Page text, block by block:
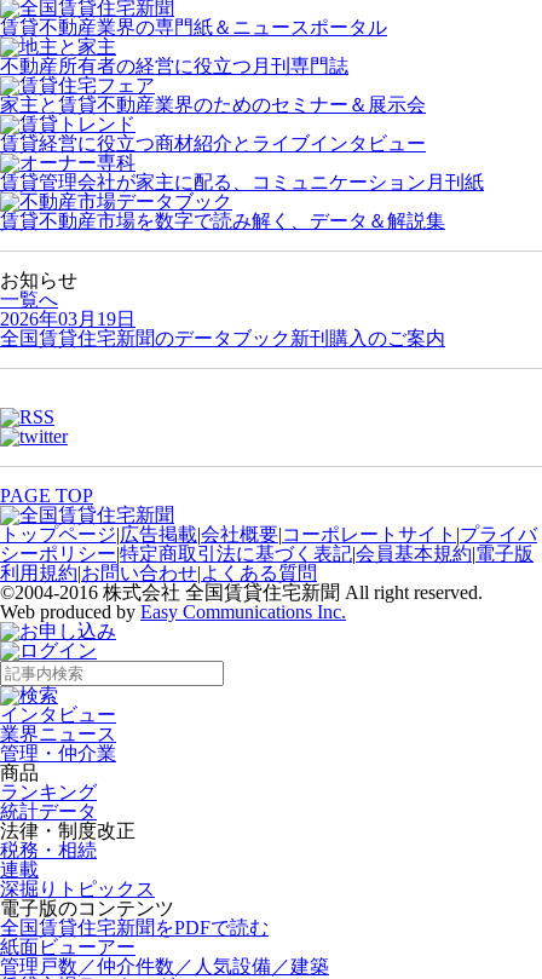
賃貸不動産業界の専門紙＆ニュースポータル
不動産所有者の経営に役立つ月刊専門誌
家主と賃貸不動産業界のためのセミナー＆展示会
賃貸経営に役立つ商材紹介とライブインタビュー
賃貸管理会社が家主に配る、コミュニケーション月刊紙
賃貸不動産市場を数字で読み解く、データ＆解説集
お知らせ
一覧へ
2026年03月19日
全国賃貸住宅新聞のデータブック新刊購入のご案内
PAGE TOP
トップページ|広告掲載|会社概要|コーポレートサイト |プライバ
シーポリシー|特定商取引法に基づく表記|会員基本規約|電子版
利用規約|お問い合わせ|よくある質問
©2004-2016 株式会社 全国賃貸住宅新聞 All right reserved.
Web produced by Easy Communications Inc.
インタビュー
業界ニュース
管理・仲介業
商品
ランキング
統計データ
法律・制度改正
税務・相続
連載
深掘りトピックス
電子版のコンテンツ
全国賃貸住宅新聞をPDFで読む
紙面ビューアー
管理戸数／仲介件数／人気設備／建築